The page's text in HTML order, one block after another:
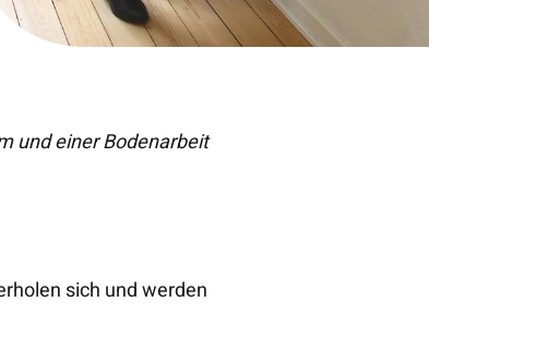
und einer Bodenarbeit
sich und werden